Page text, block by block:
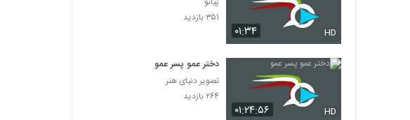
۰۱:۳۴ HD
۳۵۱ بازدید
۰۱:۲۴:۵۶ HD
دختر عمو پسر عمو
تصویر دنیای هنر
۲۶۴ بازدید